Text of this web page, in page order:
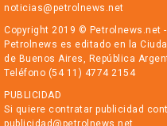
noticias@petrolnews.net
Copyright 2019 © Petrolnews.net
Petrolnews es editado en la
de Buenos Aires, República
Teléfono (54 11) 4774 2154
PUBLICIDAD
Si quiere contratar publicidad
publicidad@petrolnews.net